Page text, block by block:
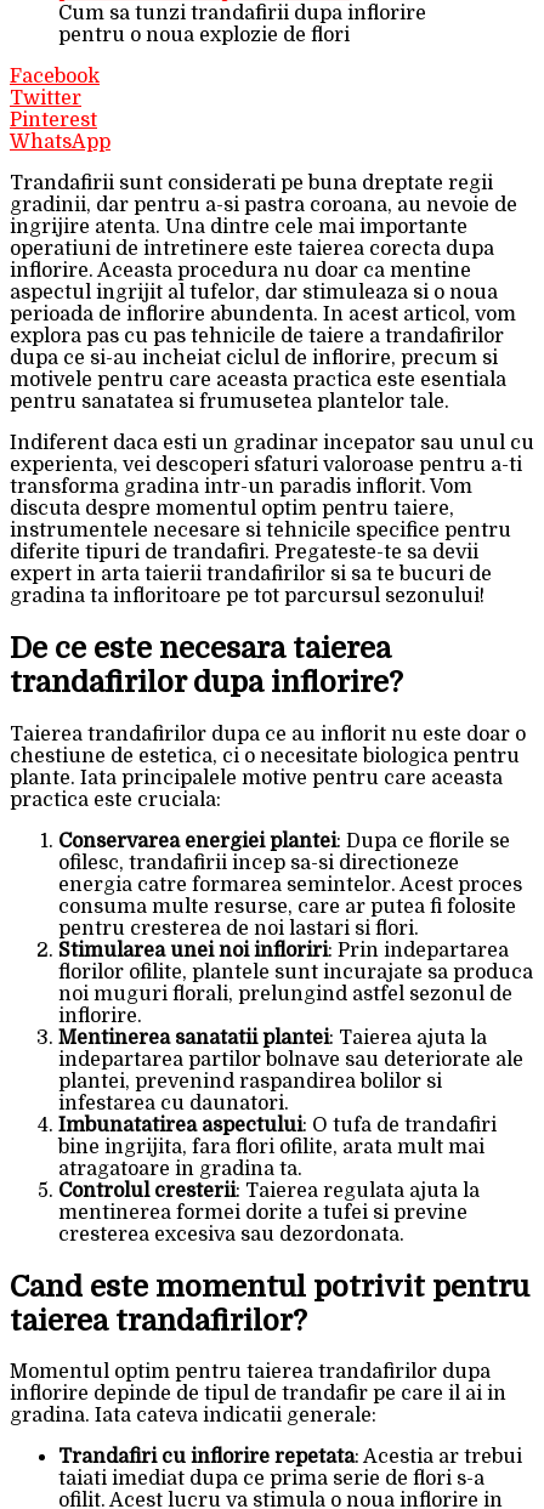
Cum sa tunzi trandafirii dupa inflorire
pentru o noua explozie de flori
Facebook
Twitter
Pinterest
WhatsApp
Trandafirii sunt considerati pe buna dreptate regii
gradinii, dar pentru a-si pastra coroana, au nevoie de
ingrijire atenta. Una dintre cele mai importante
operatiuni de intretinere este taierea corecta dupa
inflorire. Aceasta procedura nu doar ca mentine
aspectul ingrijit al tufelor, dar stimuleaza si o noua
perioada de inflorire abundenta. In acest articol, vom
explora pas cu pas tehnicile de taiere a trandafirilor
dupa ce si-au incheiat ciclul de inflorire, precum si
motivele pentru care aceasta practica este esentiala
pentru sanatatea si frumusetea plantelor tale.
Indiferent daca esti un gradinar incepator sau unul cu
experienta, vei descoperi sfaturi valoroase pentru a-ti
transforma gradina intr-un paradis inflorit. Vom
discuta despre momentul optim pentru taiere,
instrumentele necesare si tehnicile specifice pentru
diferite tipuri de trandafiri. Pregateste-te sa devii
expert in arta taierii trandafirilor si sa te bucuri de
gradina ta infloritoare pe tot parcursul sezonului!
De ce este necesara taierea
trandafirilor dupa inflorire?
Taierea trandafirilor dupa ce au inflorit nu este doar o
chestiune de estetica, ci o necesitate biologica pentru
plante. Iata principalele motive pentru care aceasta
practica este cruciala:
Conservarea energiei plantei: Dupa ce florile se
ofilesc, trandafirii incep sa-si directioneze
energia catre formarea semintelor. Acest proces
consuma multe resurse, care ar putea fi folosite
pentru cresterea de noi lastari si flori.
Stimularea unei noi infloriri: Prin indepartarea
florilor ofilite, plantele sunt incurajate sa produca
noi muguri florali, prelungind astfel sezonul de
inflorire.
Mentinerea sanatatii plantei: Taierea ajuta la
indepartarea partilor bolnave sau deteriorate ale
plantei, prevenind raspandirea bolilor si
infestarea cu daunatori.
Imbunatatirea aspectului: O tufa de trandafiri
bine ingrijita, fara flori ofilite, arata mult mai
atragatoare in gradina ta.
Controlul cresterii: Taierea regulata ajuta la
mentinerea formei dorite a tufei si previne
cresterea excesiva sau dezordonata.
Cand este momentul potrivit pentru
taierea trandafirilor?
Momentul optim pentru taierea trandafirilor dupa
inflorire depinde de tipul de trandafir pe care il ai in
gradina. Iata cateva indicatii generale:
Trandafiri cu inflorire repetata: Acestia ar trebui
taiati imediat dupa ce prima serie de flori s-a
ofilit. Acest lucru va stimula o noua inflorire in